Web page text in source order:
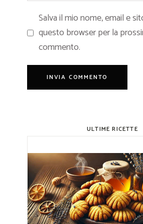
Salva il mio nome, email e
questo browser per la
commento.
ULTIME RICETTE